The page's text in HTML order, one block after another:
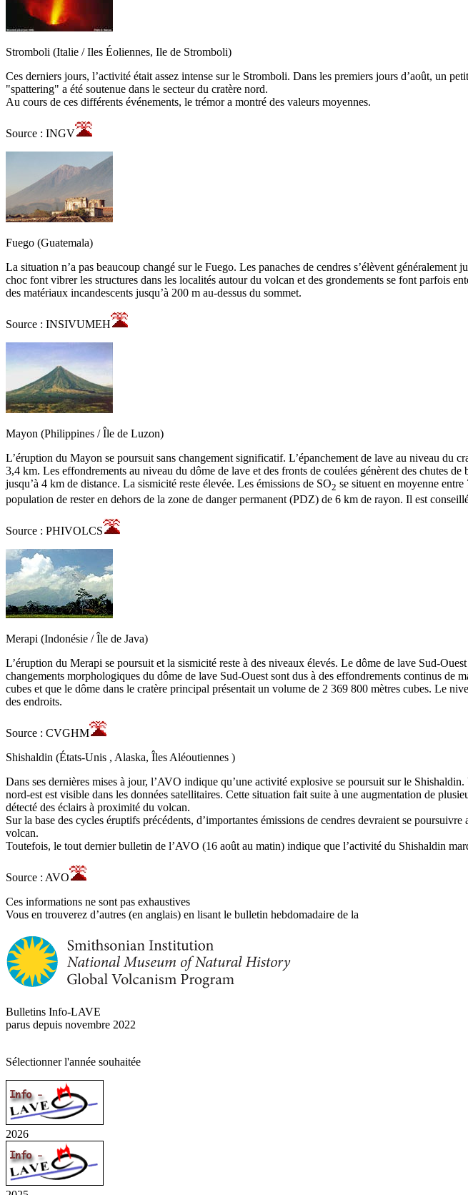
Stromboli (Italie / Iles Éoliennes, Ile de Stromboli)
Ces derniers jours, l’activité était assez intense sur le Stromboli. Dans les premiers jours d’août, un
"spattering" a été soutenue dans le secteur du cratère nord.
Au cours de ces différents événements, le trémor a montré des valeurs moyennes.
Source : INGV
Fuego (Guatemala)
La situation n’a pas beaucoup changé sur le Fuego. Les panaches de cendres s’élèvent
choc font vibrer les structures dans les localités autour du volcan et des grondements se font parfois
des matériaux incandescents jusqu’à 200 m au-dessus du sommet.
Source : INSIVUMEH
Mayon (Philippines / Île de Luzon)
L’éruption du Mayon se poursuit sans changement significatif. L’épanchement de lave au niveau du
3,4 km. Les effondrements au niveau du dôme de lave et des fronts de coulées génèrent des chutes
jusqu’à 4 km de distance. La sismicité reste élevée. Les émissions de SO2 se situent en moyenne
population de rester en dehors de la zone de danger permanent (PDZ) de 6 km de rayon. Il est
Source : PHIVOLCS
Merapi (Indonésie / Île de Java)
L’éruption du Merapi se poursuit et la sismicité reste à des niveaux élevés. Le dôme de lave Sud-
changements morphologiques du dôme de lave Sud-Ouest sont dus à des effondrements continus
cubes et que le dôme dans le cratère principal présentait un volume de 2 369 800 mètres cubes. Le
des endroits.
Source : CVGHM
Shishaldin (États-Unis , Alaska, Îles Aléoutiennes )
Dans ses dernières mises à jour, l’AVO indique qu’une activité explosive se poursuit sur le
nord-est est visible dans les données satellitaires. Cette situation fait suite à une augmentation de
détecté des éclairs à proximité du volcan.
Sur la base des cycles éruptifs précédents, d’importantes émissions de cendres devraient se
volcan.
Toutefois, le tout dernier bulletin de l’AVO (16 août au matin) indique que l’activité du Shishaldin
Source : AVO
Ces informations ne sont pas exhaustives
Vous en trouverez d’autres (en anglais) en lisant le bulletin hebdomadaire de la
Bulletins Info-LAVE
parus depuis novembre 2022
Sélectionner l'année souhaitée
2026